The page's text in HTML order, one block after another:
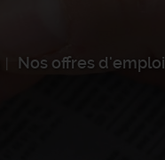
Nos offres d'emploi